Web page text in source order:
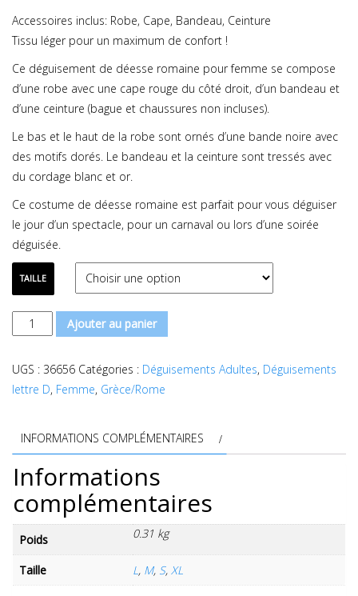
Accessoires inclus: Robe, Cape, Bandeau, Ceinture
Tissu léger pour un maximum de confort !
Ce déguisement de déesse romaine pour femme se compose
d’une robe avec une cape rouge du côté droit, d’un bandeau et
d’une ceinture (bague et chaussures non incluses).
Le bas et le haut de la robe sont ornés d’une bande noire avec
des motifs dorés. Le bandeau et la ceinture sont tressés avec
du cordage blanc et or.
Ce costume de déesse romaine est parfait pour vous déguiser
le jour d’un spectacle, pour un carnaval ou lors d’une soirée
déguisée.
TAILLE
quantité
de
Ajouter au panier
UGS : 36656 Catégories : Déguisements Adultes, Déguisements
lettre D, Femme, Grèce/Rome
INFORMATIONS COMPLÉMENTAIRES
Informations
complémentaires
Poids 0.31 kg
Taille L, M, S, XL